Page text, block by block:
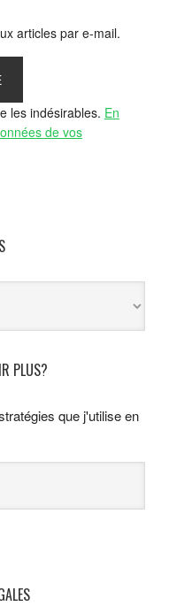
articles par e-mail.
les indésirables. En
de vos
PLUS?
que j'utilise en